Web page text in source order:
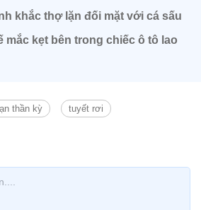
khắc thợ lặn đối mặt với cá sấu
mắc kẹt bên trong chiếc ô tô lao
thần kỳ tuyết rơi